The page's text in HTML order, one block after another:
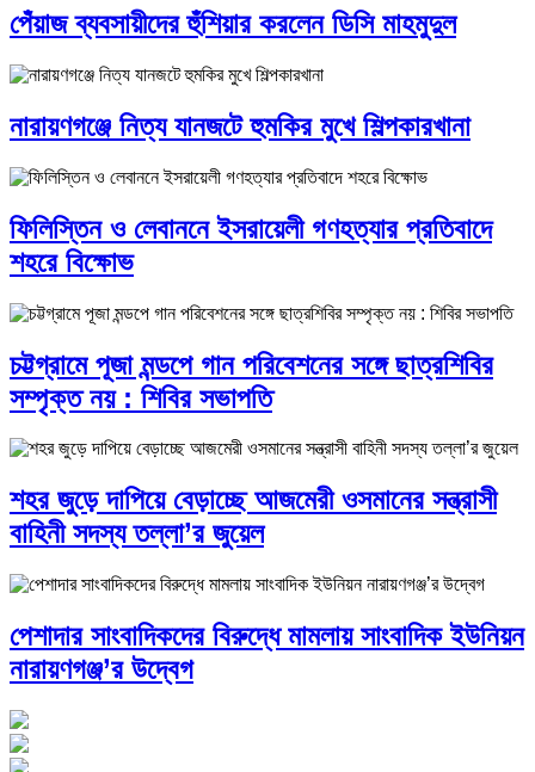
পেঁয়াজ ব্যবসায়ীদের হুঁশিয়ার করলেন ডিসি মাহমুদুল
নারায়ণগঞ্জে নিত্য যানজটে হুমকির মুখে শিল্পকারখানা
ফিলিস্তিন ও লেবাননে ইসরায়েলী গণহত্যার প্রতিবাদে
শহরে বিক্ষোভ
চট্টগ্রামে পূজা মন্ডপে গান পরিবেশনের সঙ্গে ছাত্রশিবির
সম্পৃক্ত নয় : শিবির সভাপতি
শহর জুড়ে দাপিয়ে বেড়াচ্ছে আজমেরী ওসমানের সন্ত্রাসী
বাহিনী সদস্য তল্লা’র জুয়েল
পেশাদার সাংবাদিকদের বিরুদ্ধে মামলায় সাংবাদিক ইউনিয়ন
নারায়ণগঞ্জ’র উদ্বেগ